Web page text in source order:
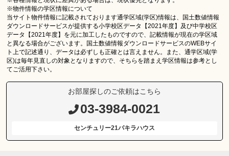
※物件情報の学区情報について
当サイト物件情報に記載されております通学区域(学区)情報は、国土数値情報
ダウンロードサービスが提供する小学校区データ【2021年度】及び中学校区
データ【2021年度】を元に加工したものですので、記載情報が現在の学区域
と異なる場合がございます。国土数値情報ダウンロードサービスのWEBサイ
ト上で記述通り、データは必ずしも正確とは言えません。また、通学区域(学
区)は毎年見直しの対象となりますので、そちらを踏まえ学区情報は参考とし
てご活用下さい。
お部屋探しのご依頼はこちら
03-3984-0021
センチュリー21パキラハウス